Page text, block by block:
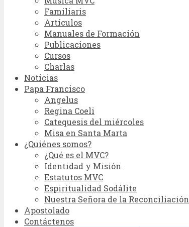
Familiaris
Artículos
Manuales de Formación
Publicaciones
Cursos
Charlas
Noticias
Papa Francisco
Angelus
Regina Coeli
Catequesis del miércoles
Misa en Santa Marta
¿Quiénes somos?
¿Qué es el MVC?
Identidad y Misión
Estatutos MVC
Espiritualidad Sodálite
Nuestra Señora de la Reconciliación
Apostolado
Contáctenos